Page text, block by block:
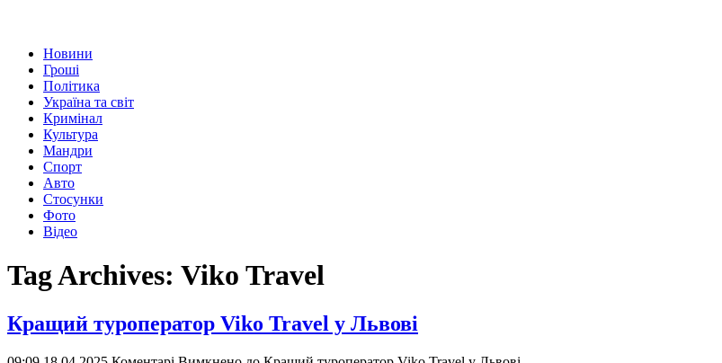
Новини
Гроші
Політика
Україна та світ
Кримінал
Культура
Мандри
Спорт
Авто
Стосунки
Фото
Відео
Tag Archives: Viko Travel
Кращий туроператор Viko Travel у Львові